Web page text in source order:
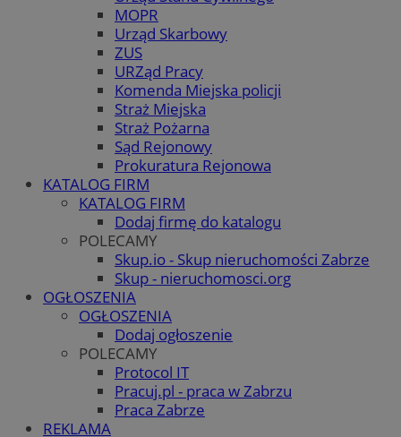
MOPR
Urząd Skarbowy
ZUS
URZąd Pracy
Komenda Miejska policji
Straż Miejska
Straż Pożarna
Sąd Rejonowy
Prokuratura Rejonowa
KATALOG FIRM
KATALOG FIRM
Dodaj firmę do katalogu
POLECAMY
Skup.io - Skup nieruchomości Zabrze
Skup - nieruchomosci.org
OGŁOSZENIA
OGŁOSZENIA
Dodaj ogłoszenie
POLECAMY
Protocol IT
Pracuj.pl - praca w Zabrzu
Praca Zabrze
REKLAMA